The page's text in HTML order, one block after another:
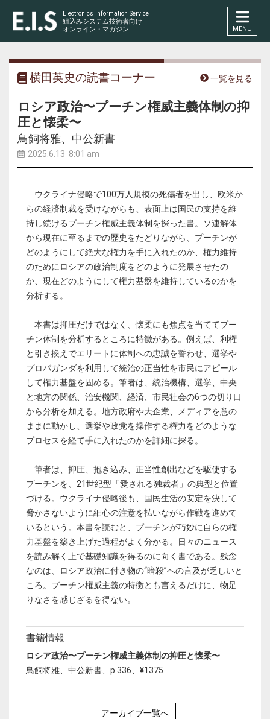
Electronics Information Service
組込みシステム技術者向け
オンライン・マガジン
MENU
横田英史の読書コーナー 一覧を見る
ロシア政治〜プーチン権威主義体制の抑
圧と懐柔〜
鳥飼将雅、中公新書
2025.6.13 8:01 am
ウクライナ侵略で100万人規模の死傷者を出し、欧米か
らの経済制裁を受けながらも、表面上は国民の支持を維
持し続けるプーチン権威主義体制を探った書。ソ連解体
から現在に至るまでの歴史をたどりながら、プーチンが
どのようにして絶大な権力を手に入れたのか、権力維持
のためにロシアの政治制度をどのように発展させたの
か、現在どのようにして権力基盤を維持しているのかを
分析する。
本書は抑圧だけではなく、懐柔にも焦点を当ててプー
チン体制を分析するところに特徴がある。例えば、利権
と引き換えでエリートに体制への忠誠を誓わせ、選挙や
プロパガンダを利用して統治の正当性を市民にアピール
して権力基盤を固める。筆者は、統治機構、選挙、中央
と地方の関係、治安機関、経済、市民社会の6つの切り口
から分析を加える。地方政府や大企業、メディアを意の
ままに動かし、選挙や政党を操作する権力をどのような
プロセスを経て手に入れたのかを詳細に探る。
筆者は、抑圧、抱き込み、正当性創出などを駆使する
プーチンを、21世紀型「愛される独裁者」の典型と位置
づける。ウクライナ侵略後も、国民生活の安定を決して
脅かさないように細心の注意を払いながら作戦を進めて
いるという。本書を読むと、プーチンが巧妙に自らの権
力基盤を築き上げた過程がよく分かる。日々のニュース
を読み解く上で基礎知識を得るのに向く書である。残念
なのは、ロシア政治に付き物の“暗殺”への言及が乏しいと
ころ。プーチン権威主義の特徴とも言えるだけに、物足
りなさを感じざるを得ない。
書籍情報
ロシア政治〜プーチン権威主義体制の抑圧と懐柔〜
鳥飼将雅、中公新書、p.336、¥1375
アーカイブ一覧へ